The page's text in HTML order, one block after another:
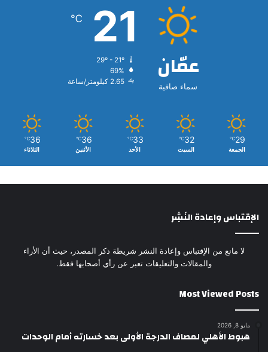
عمّان
سماء صافية
21
℃
69%
2.65 كيلومتر/ساعة
29
℃
الجمعة
32
℃
السبت
33
℃
الأحد
36
℃
الأثنين
36
℃
الثلاثاء
الإقتباس وإعادة النَشِر
لا مانع من الإقتباس وإعادة النشر شريطة ذكر المصدر، حيث أن الأراء
والمقالات والتعليقات تعبر عن رأي أصحابها فقط.
Most Viewed Posts
مايو 8, 2026
هبوط الأهلي لمصاف الدرجة الأولى بعد خسارته أمام الوحدات